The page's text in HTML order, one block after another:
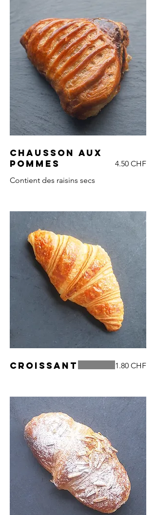
Chausson aux
pommes
Contient des raisins secs
4.50 CHF
Croissant 1.80 CHF